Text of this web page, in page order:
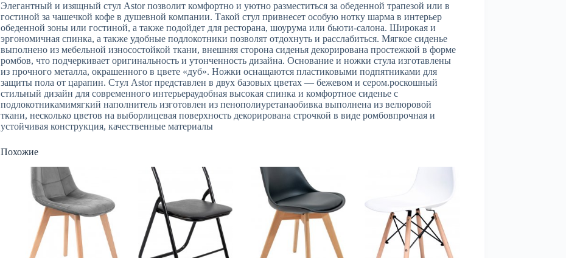
Элегантный и изящный стул Astor позволит комфортно и уютно разместиться за обеденной трапезой или в
гостиной за чашечкой кофе в душевной компании. Такой стул привнесет особую нотку шарма в интерьер
обеденной зоны или гостиной, а также подойдет для ресторана, шоурума или бьюти-салона. Широкая и
эргономичная спинка, а также удобные подлокотники позволят отдохнуть и расслабиться. Мягкое сиденье
выполнено из мебельной износостойкой ткани, внешняя сторона сиденья декорирована простежкой в форме
ромбов, что подчеркивает оригинальность и утонченность дизайна. Основание и ножки стула изготавлены
из прочного металла, окрашенного в цвете «дуб». Ножки оснащаются пластиковыми подпятниками для
защиты пола от царапин. Стул Astor представлен в двух базовых цветах — бежевом и сером.роскошный
стильный дизайн для современного интерьераудобная высокая спинка и комфортное сиденье с
подлокотникамимягкий наполнитель изготовлен из пенополиуретанаобивка выполнена из велюровой
ткани, несколько цветов на выборлицевая поверхность декорирована строчкой в виде ромбовпрочная и
устойчивая конструкция, качественные материалы
Похожие